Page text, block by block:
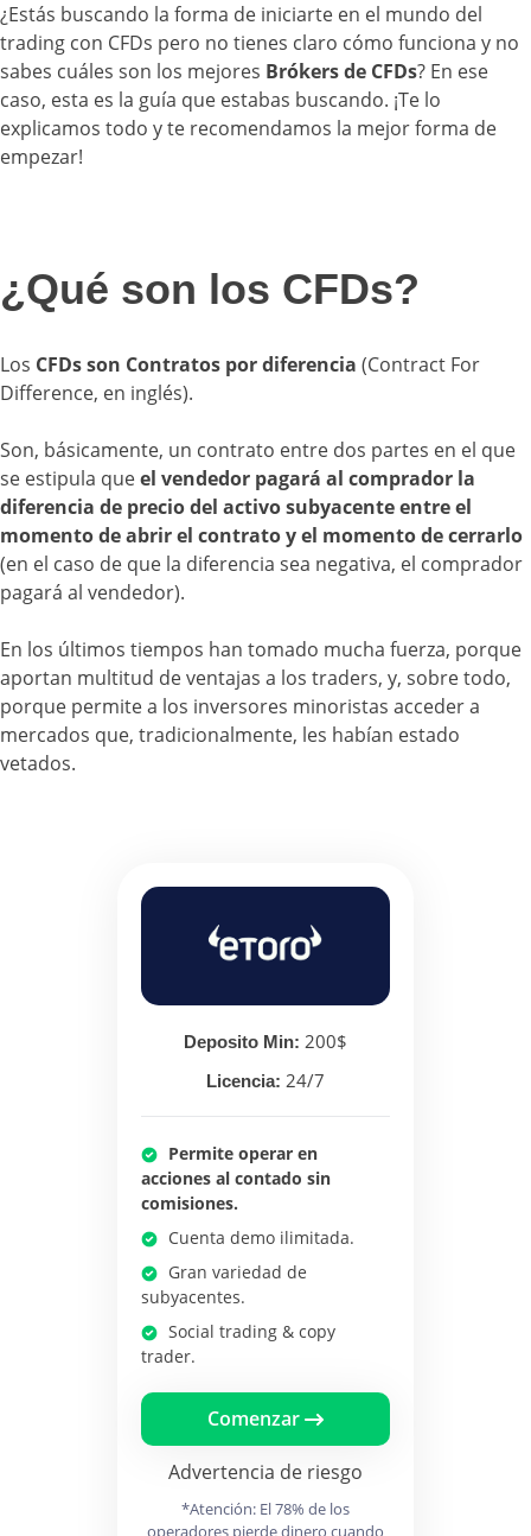
¿Estás buscando la forma de iniciarte en el mundo del
trading con CFDs pero no tienes claro cómo funciona y no
sabes cuáles son los mejores Brókers de CFDs? En ese
caso, esta es la guía que estabas buscando. ¡Te lo
explicamos todo y te recomendamos la mejor forma de
empezar!
¿Qué son los CFDs?
Los CFDs son Contratos por diferencia (Contract For
Difference, en inglés).
Son, básicamente, un contrato entre dos partes en el que
se estipula queel vendedor pagará al comprador la
diferencia de precio del activo subyacente entre el
momento de abrir el contrato y el momento de cerrarlo
(en el caso de que la diferencia sea negativa, el comprador
pagará al vendedor).
En los últimos tiempos han tomado mucha fuerza, porque
aportan multitud de ventajas a los traders, y, sobre todo,
porque permite a los inversores minoristas acceder a
mercados que, tradicionalmente, les habían estado
vetados.
Deposito Min: 200$
Licencia: 24/7
Permite operar en
acciones al contado sin
comisiones.
Cuenta demo ilimitada.
Gran variedad de
subyacentes.
Social trading & copy
trader.
Comenzar
Advertencia de riesgo
*Atención: El 78% de los
operadores pierde dinero cuando